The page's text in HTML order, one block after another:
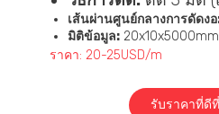
เส้นผ่านศูนย์กลางการดัดง
มิติข้อมูล: 20x10x5000mm
ราคา: 20-25USD/m
รับราคาที่ดี